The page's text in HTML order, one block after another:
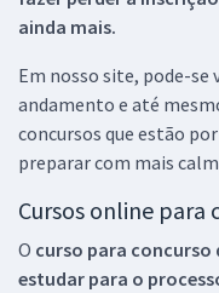
ainda mais.
Em nosso site, pode-se
andamento e até
concursos que estão
preparar com mais
Cursos online para
O curso para concurso
estudar para o